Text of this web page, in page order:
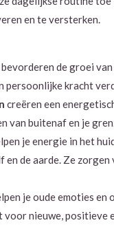
en te versterken.
bevorderen de groei
persoonlijke kracht
creëren een
van buitenaf en je
je energie in het
en de aarde. Ze
je oude emoties en
nieuwe, positieve